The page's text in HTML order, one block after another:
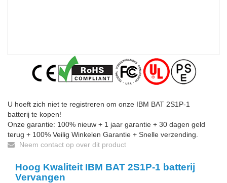
U hoeft zich niet te registreren om onze IBM BAT 2S1P-1
batterij te kopen!
Onze garantie: 100% nieuw + 1 jaar garantie + 30 dagen geld
terug + 100% Veilig Winkelen Garantie + Snelle verzending.
Neem contact op over dit product
Hoog Kwaliteit IBM BAT 2S1P-1 batterij
Vervangen